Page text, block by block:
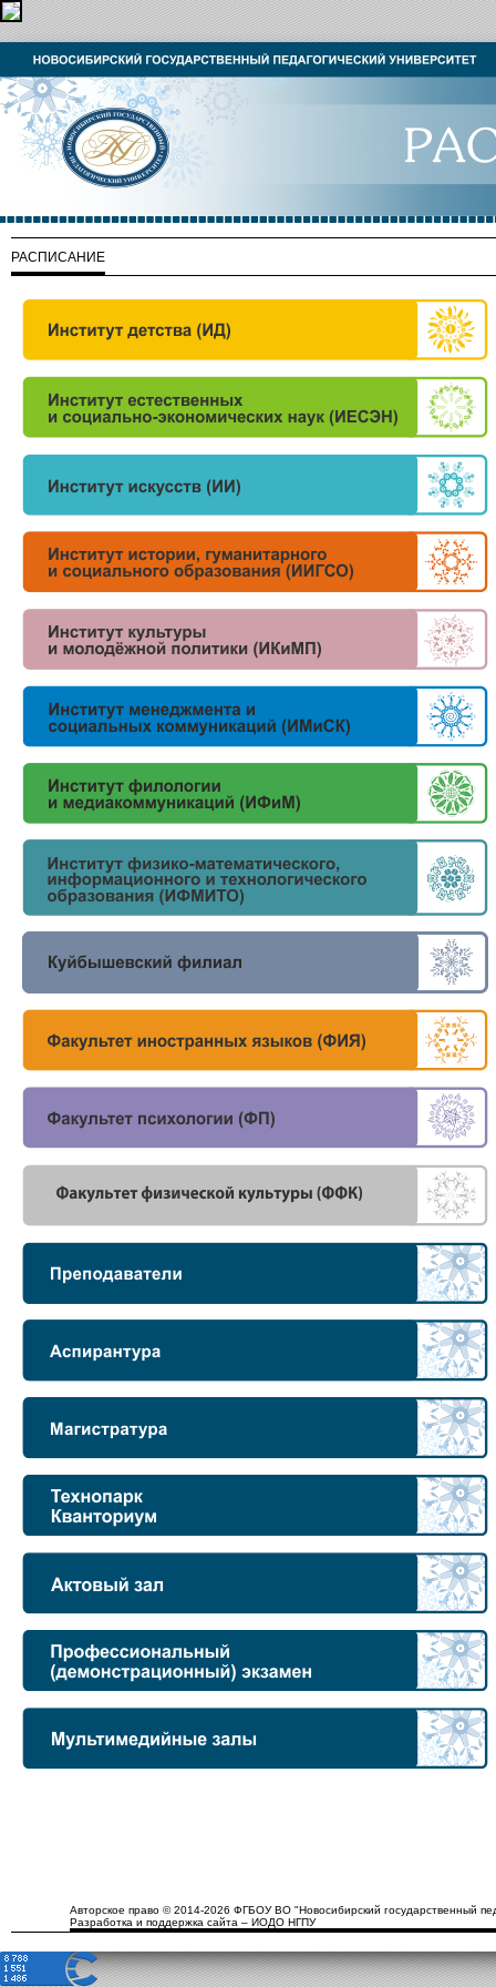
РАСПИСАНИЕ
Авторское право © 2014-2026 ФГБОУ ВО "Новосибирский государственный
Разработка и поддержка сайта – ИОДО НГПУ